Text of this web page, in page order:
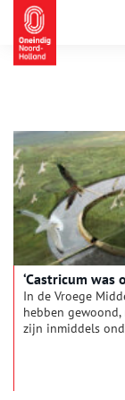
‘Castricum was
In de Vroege
hebben
zijn inmiddels